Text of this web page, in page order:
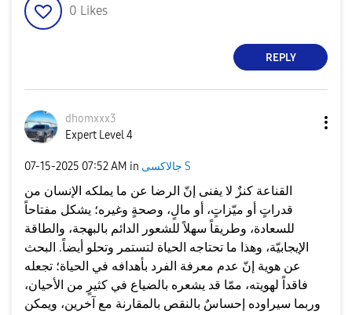
0 Likes
REPLY
dhomxxx3
Expert Level 4
‎07-15-2025 07:52 AM in جالاكسى S
القناعة كنزٌ لا يفنى إنّ الرضا عن ما يملكه الإنسان من
قدراتٍ أو ميّزاتٍ، أو مالٍ، وصحةٍ وغيره؛ يشكل مفتاحاً
للسعادة، وطريقاً سهلاً للشعور الدائم بالبهجة، والطاقة
الإيجابيّة، وهذا ما تحتاجه الحياة لتستمر وتحلو أيضاً. البحث
عن هوية إنّ عدم معرفة الفرد بأهدافه في الحياة؛ تجعله
فاقداً لهويته، ممّا قد يشعره بالضياع في كثيرٍ من الأحيان،
وربما سيراوده إحساسٌ بالنقص بالمقارنة مع آخرين، ويمكن